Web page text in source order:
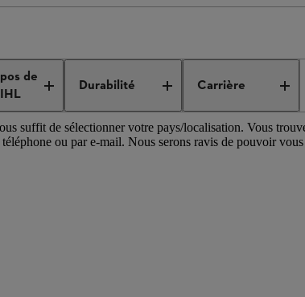
de
Durabilité Carrière
Orient
suffit de sélectionner votre pays/localisation. Vous
ou par e-mail. Nous serons ravis de pouvoir vous